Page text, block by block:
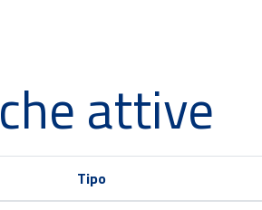
attive
Tipo